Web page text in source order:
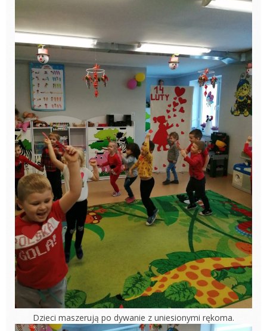
Dzieci maszerują po dywanie z uniesionymi rękoma.